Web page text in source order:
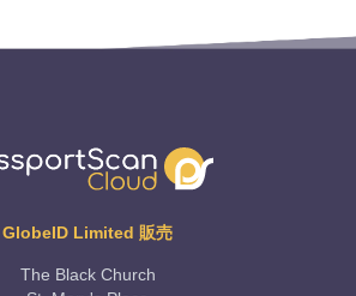
GlobeID Limited 販売
The Black Church